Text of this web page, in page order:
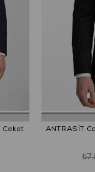
Ceket ANTRASİT